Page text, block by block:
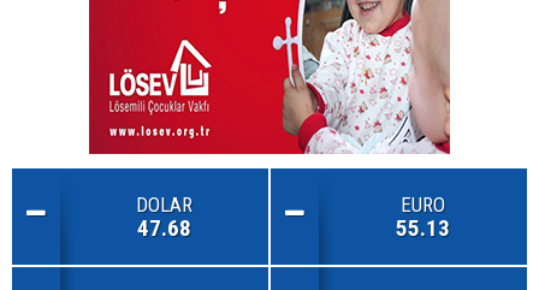
DOLAR
47.68
EURO
55.13